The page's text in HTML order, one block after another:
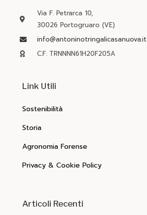
Via F. Petrarca 10,
30026 Portogruaro (VE)
info@antoninotringalicasanuova.it
C.F. TRNNNN61H20F205A
Link Utili
Sostenibilità
Storia
Agronomia Forense
Privacy & Cookie Policy
Articoli Recenti